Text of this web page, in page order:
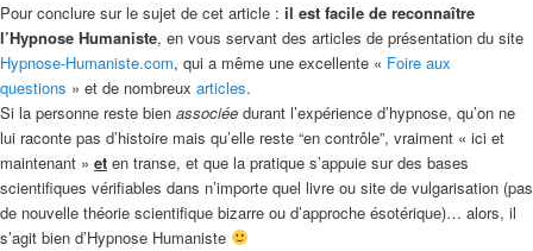
Pour conclure sur le sujet de cet article : il est facile de reconnaître
l’Hypnose Humaniste, en vous servant des articles de présentation du site
Hypnose-Humaniste.com, qui a même une excellente « Foire aux
questions » et de nombreux articles.
Si la personne reste bien associée durant l’expérience d’hypnose, qu’on ne
lui raconte pas d’histoire mais qu’elle reste “en contrôle”, vraiment « ici et
maintenant » et en transe, et que la pratique s’appuie sur des bases
scientifiques vérifiables dans n’importe quel livre ou site de vulgarisation (pas
de nouvelle théorie scientifique bizarre ou d’approche ésotérique)… alors, il
s’agit bien d’Hypnose Humaniste